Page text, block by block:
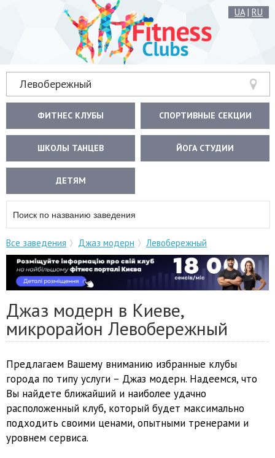
UA| RU
Левобережный
ФИТНЕС КЛУБЫ СПОРТИВНЫЕ СЕКЦИИ
ШКОЛЫ ТАНЦЕВ ЙОГА СТУДИИ
ДЕТЯМ
Все заведения Джаз модерн Левобережный
Джаз модерн в Киеве,
микрорайон Левобережный
Предлагаем Вашему вниманию избранные клубы
города по типу услуги – Джаз модерн. Надеемся, что
Вы найдете ближайший и наиболее удачно
расположенный клуб, который будет максимально
подходить своими ценами, опытными тренерами и
уровнем сервиса.